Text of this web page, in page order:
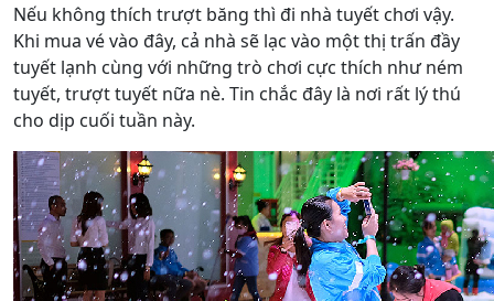
Nếu không thích trượt băng thì đi nhà tuyết chơi vậy.
Khi mua vé vào đây, cả nhà sẽ lạc vào một thị trấn đầy
tuyết lạnh cùng với những trò chơi cực thích như ném
tuyết, trượt tuyết nữa nè. Tin chắc đây là nơi rất lý thú
cho dịp cuối tuần này.